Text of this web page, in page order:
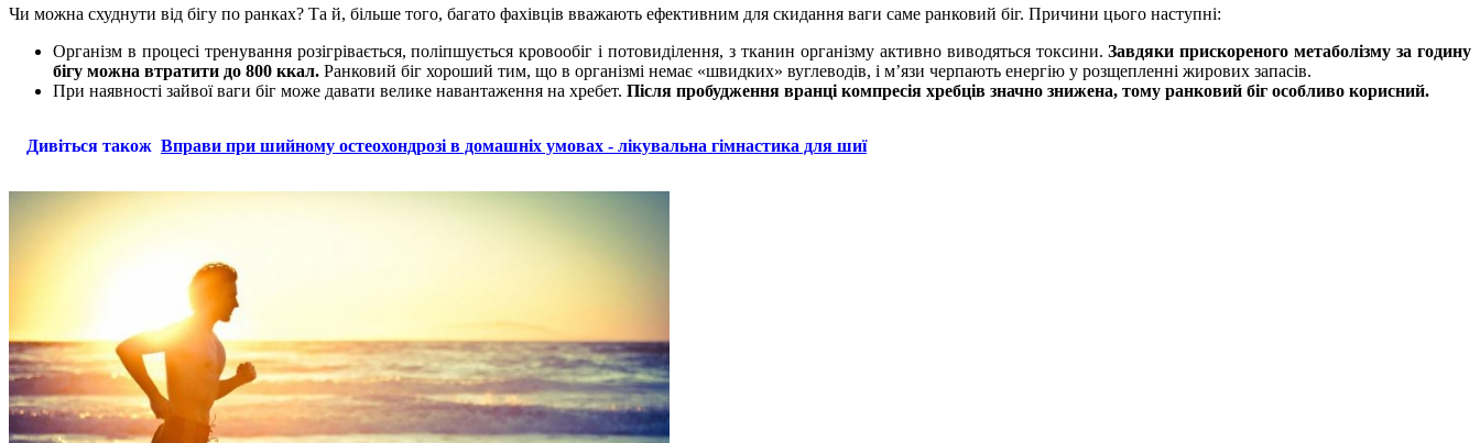
Чи можна схуднути від бігу по ранках? Та й, більше того, багато фахівців вважають ефективним для скидання ваги саме ранковий біг. Причини цього наступні:
Організм в процесі тренування розігрівається, поліпшується кровообіг і потовиділення, з тканин організму активно виводяться токсини.Завдяки прискореного метаболізму за годину
бігу можна втратити до 800 ккал. Ранковий біг хороший тим, що в організмі немає «швидких» вуглеводів, і м’язи черпають енергію у розщепленні жирових запасів.
При наявності зайвої ваги біг може давати велике навантаження на хребет. Після пробудження вранці компресія хребців значно знижена, тому ранковий біг особливо корисний.
Дивіться також Вправи при шийному остеохондрозі в домашніх умовах - лікувальна гімнастика для шиї